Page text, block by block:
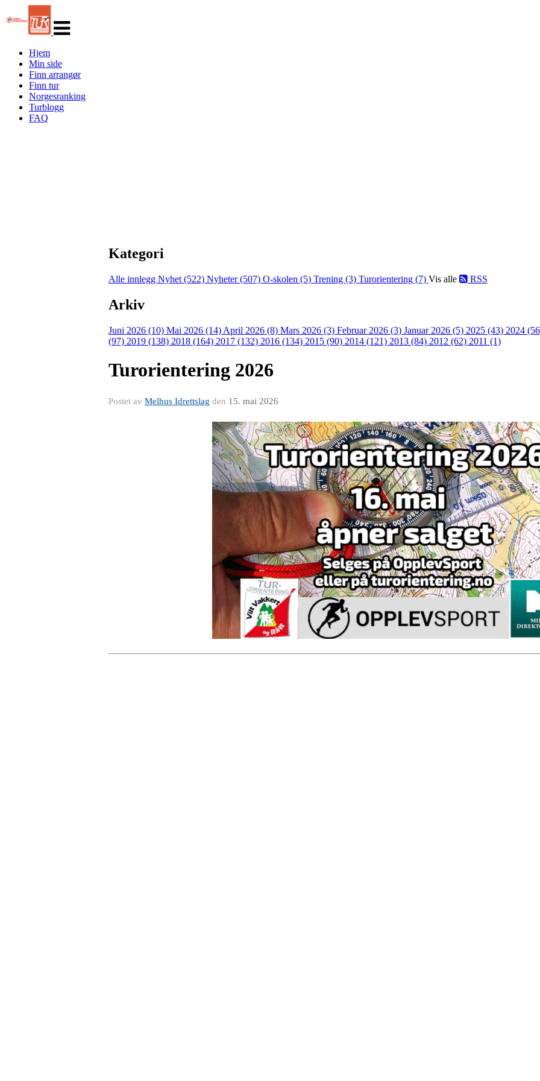
navigasjon
Hjem
Min side
Finn arrangør
Finn tur
Norgesranking
Turblogg
FAQ
Kategori
Alle innlegg Nyhet (522) Nyheter (507) O-skolen (5) Trening (3) Turorientering (7) Vis alle RSS
Arkiv
Juni 2026 (10) Mai 2026 (14) April 2026 (8) Mars 2026 (3) Februar 2026 (3) Januar 2026 (5) 2025 (43) 2024
(97) 2019 (138) 2018 (164) 2017 (132) 2016 (134) 2015 (90) 2014 (121) 2013 (84) 2012 (62) 2011 (1)
Turorientering 2026
Postet av Melhus Idrettslag den 15. mai 2026